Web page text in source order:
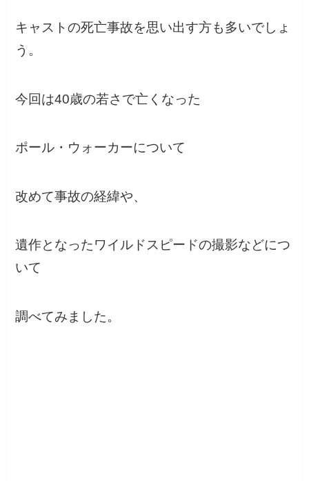
キャストの死亡事故を思い出す方も多いでしょ
う。
今回は40歳の若さで亡くなった
ポール・ウォーカーについて
改めて事故の経緯や、
遺作となったワイルドスピードの撮影などにつ
いて
調べてみました。